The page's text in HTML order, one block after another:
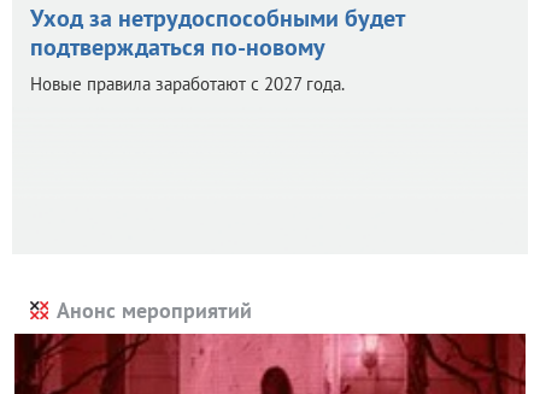
Уход за нетрудоспособными будет
подтверждаться по-новому
Новые правила заработают с 2027 года.
Анонс мероприятий